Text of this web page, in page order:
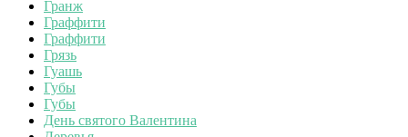
Гранж
Граффити
Граффити
Грязь
Гуашь
Губы
Губы
День святого Валентина